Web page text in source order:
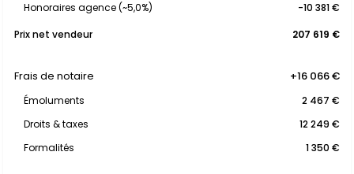
Honoraires agence (~5,0%)
-10 381 €
Prix net vendeur
207 619 €
Frais de notaire +16 066 €
Émoluments
2 467 €
Droits & taxes
12 249 €
Formalités
1 350 €